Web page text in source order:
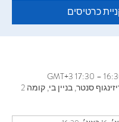
כרטיסים
סנטר, בניין בי, קומה 2